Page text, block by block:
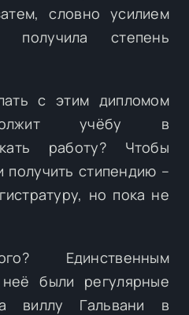
словно усилием
степень
с этим дипломом
учёбу в
работу? Чтобы
получить стипендию –
но пока не
Единственным
были регулярные
виллу Гальвани в